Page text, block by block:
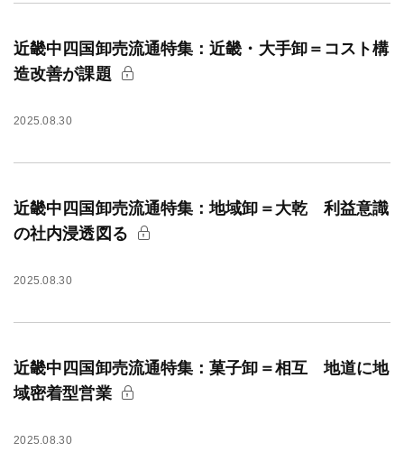
近畿中四国卸売流通特集：近畿・大手卸＝コスト構
造改善が課題
2025.08.30
近畿中四国卸売流通特集：地域卸＝大乾 利益意識
の社内浸透図る
2025.08.30
近畿中四国卸売流通特集：菓子卸＝相互 地道に地
域密着型営業
2025.08.30